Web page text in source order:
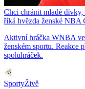
Chci chránit mladé
říká hvězda ženské NBA
Aktivní hráčka WNBA
ženském sportu. Reakce
spoluhráček.
SportyŽivě